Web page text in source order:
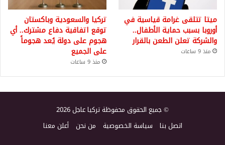
ميتا تتلقى غرامة قياسية في
أوروبا بسبب حماية الأطفال..
والشركة تعلن الطعن بالقرار
منذ 9 ساعات
تركيا والسعودية وباكستان
توقع اتفاقية دفاع مشترك.. أي
هجوم على دولة يُعد هجوماً
على الجميع
منذ 9 ساعات
© جميع الحقوق محفوظة تركيا عاجل 2026
اتصل بنا سياسة الخصوصية من نحن أعلن معنا